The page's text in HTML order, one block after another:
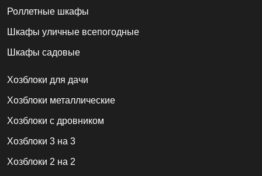
Роллетные шкафы
Шкафы уличные всепогодные
Шкафы садовые
Хозблоки для дачи
Хозблоки металлические
Хозблоки с дровником
Хозблоки 3 на 3
Хозблоки 2 на 2